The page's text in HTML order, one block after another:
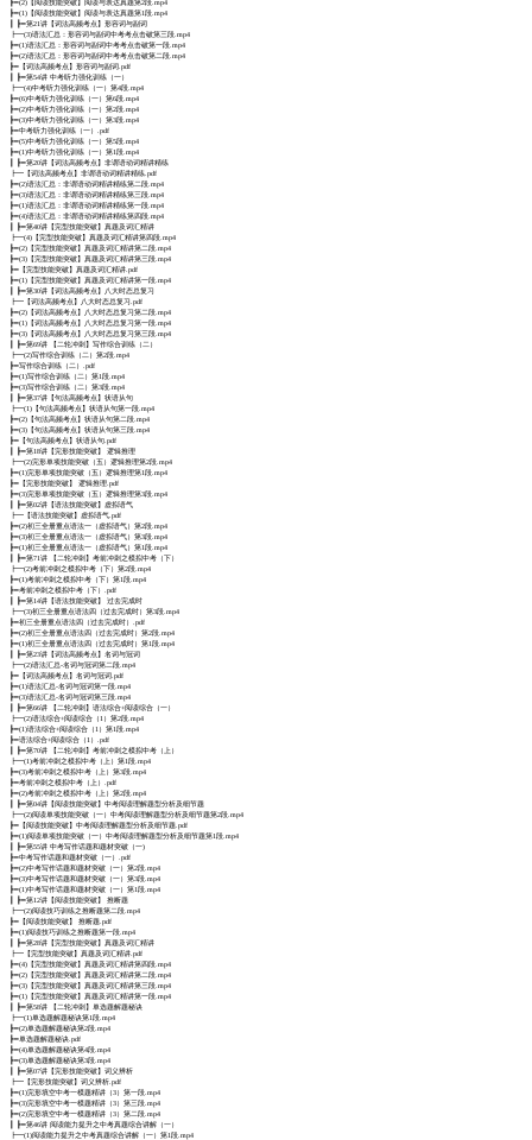
┣━(2)【阅读技能突破】阅读与表达真题第2段.mp4
┣━(1)【阅读技能突破】阅读与表达真题第1段.mp4
┃ ┣━第21讲【词法高频考点】形容词与副词
┣━(3)语法汇总：形容词与副词中考考点击破第三段.mp4
┣━(1)语法汇总：形容词与副词中考考点击破第一段.mp4
┣━(2)语法汇总：形容词与副词中考考点击破第二段.mp4
┣━【词法高频考点】形容词与副词.pdf
┃ ┣━第54讲 中考听力强化训练（一）
┣━(4)中考听力强化训练（一）第4段.mp4
┣━(6)中考听力强化训练（一）第6段.mp4
┣━(2)中考听力强化训练（一）第2段.mp4
┣━(3)中考听力强化训练（一）第3段.mp4
┣━中考听力强化训练（一）.pdf
┣━(5)中考听力强化训练（一）第5段.mp4
┣━(1)中考听力强化训练（一）第1段.mp4
┃ ┣━第20讲【词法高频考点】非谓语动词精讲精练
┣━【词法高频考点】非谓语动词精讲精练.pdf
┣━(2)语法汇总：非谓语动词精讲精练第二段.mp4
┣━(3)语法汇总：非谓语动词精讲精练第三段.mp4
┣━(1)语法汇总：非谓语动词精讲精练第一段.mp4
┣━(4)语法汇总：非谓语动词精讲精练第四段.mp4
┃ ┣━第40讲【完型技能突破】真题及词汇精讲
┣━(4)【完型技能突破】真题及词汇精讲第四段.mp4
┣━(2)【完型技能突破】真题及词汇精讲第二段.mp4
┣━(3)【完型技能突破】真题及词汇精讲第三段.mp4
┣━【完型技能突破】真题及词汇精讲.pdf
┣━(1)【完型技能突破】真题及词汇精讲第一段.mp4
┃ ┣━第30讲【词法高频考点】八大时态总复习
┣━【词法高频考点】八大时态总复习.pdf
┣━(2)【词法高频考点】八大时态总复习第二段.mp4
┣━(1)【词法高频考点】八大时态总复习第一段.mp4
┣━(3)【词法高频考点】八大时态总复习第三段.mp4
┃ ┣━第69讲 【二轮冲刺】写作综合训练（二）
┣━(2)写作综合训练（二）第2段.mp4
┣━写作综合训练（二）.pdf
┣━(1)写作综合训练（二）第1段.mp4
┣━(3)写作综合训练（二）第3段.mp4
┃ ┣━第37讲【句法高频考点】状语从句
┣━(1)【句法高频考点】状语从句第一段.mp4
┣━(2)【句法高频考点】状语从句第二段.mp4
┣━(3)【句法高频考点】状语从句第三段.mp4
┣━【句法高频考点】状语从句.pdf
┃ ┣━第18讲【完形技能突破】 逻辑推理
┣━(2)完形单项技能突破（五）逻辑推理第2段.mp4
┣━(1)完形单项技能突破（五）逻辑推理第1段.mp4
┣━【完形技能突破】 逻辑推理.pdf
┣━(3)完形单项技能突破（五）逻辑推理第3段.mp4
┃ ┣━第02讲【语法技能突破】虚拟语气
┣━【语法技能突破】虚拟语气.pdf
┣━(2)初三全册重点语法一（虚拟语气）第2段.mp4
┣━(3)初三全册重点语法一（虚拟语气）第3段.mp4
┣━(1)初三全册重点语法一（虚拟语气）第1段.mp4
┃ ┣━第71讲 【二轮冲刺】考前冲刺之模拟中考（下）
┣━(2)考前冲刺之模拟中考（下）第2段.mp4
┣━(1)考前冲刺之模拟中考（下）第1段.mp4
┣━考前冲刺之模拟中考（下）.pdf
┃ ┣━第14讲【语法技能突破】 过去完成时
┣━(3)初三全册重点语法四（过去完成时）第3段.mp4
┣━初三全册重点语法四（过去完成时）.pdf
┣━(2)初三全册重点语法四（过去完成时）第2段.mp4
┣━(1)初三全册重点语法四（过去完成时）第1段.mp4
┃ ┣━第23讲【词法高频考点】名词与冠词
┣━(2)语法汇总-名词与冠词第二段.mp4
┣━【词法高频考点】名词与冠词.pdf
┣━(1)语法汇总-名词与冠词第一段.mp4
┣━(3)语法汇总-名词与冠词第三段.mp4
┃ ┣━第66讲 【二轮冲刺】语法综合+阅读综合（一）
┣━(2)语法综合+阅读综合（1）第2段.mp4
┣━(1)语法综合+阅读综合（1）第1段.mp4
┣━语法综合+阅读综合（1）.pdf
┃ ┣━第70讲 【二轮冲刺】考前冲刺之模拟中考（上）
┣━(1)考前冲刺之模拟中考（上）第1段.mp4
┣━(3)考前冲刺之模拟中考（上）第3段.mp4
┣━考前冲刺之模拟中考（上）.pdf
┣━(2)考前冲刺之模拟中考（上）第2段.mp4
┃ ┣━第04讲【阅读技能突破】中考阅读理解题型分析及细节题
┣━(2)阅读单项技能突破（一）中考阅读理解题型分析及细节题第2段.mp4
┣━【阅读技能突破】中考阅读理解题型分析及细节题.pdf
┣━(1)阅读单项技能突破（一）中考阅读理解题型分析及细节题第1段.mp4
┃ ┣━第55讲 中考写作话题和题材突破（一)
┣━中考写作话题和题材突破（一）.pdf
┣━(2)中考写作话题和题材突破（一）第2段.mp4
┣━(3)中考写作话题和题材突破（一）第3段.mp4
┣━(1)中考写作话题和题材突破（一）第1段.mp4
┃ ┣━第12讲【阅读技能突破】 推断题
┣━(2)阅读技巧训练之推断题第二段.mp4
┣━【阅读技能突破】 推断题.pdf
┣━(1)阅读技巧训练之推断题第一段.mp4
┃ ┣━第28讲【完型技能突破】真题及词汇精讲
┣━【完型技能突破】真题及词汇精讲.pdf
┣━(4)【完型技能突破】真题及词汇精讲第四段.mp4
┣━(2)【完型技能突破】真题及词汇精讲第二段.mp4
┣━(3)【完型技能突破】真题及词汇精讲第三段.mp4
┣━(1)【完型技能突破】真题及词汇精讲第一段.mp4
┃ ┣━第58讲 【二轮冲刺】单选题解题秘诀
┣━(1)单选题解题秘诀第1段.mp4
┣━(2)单选题解题秘诀第2段.mp4
┣━单选题解题秘诀.pdf
┣━(4)单选题解题秘诀第4段.mp4
┣━(3)单选题解题秘诀第3段.mp4
┃ ┣━第07讲【完形技能突破】词义辨析
┣━【完形技能突破】词义辨析.pdf
┣━(1)完形填空中考一模题精讲（3）第一段.mp4
┣━(3)完形填空中考一模题精讲（3）第三段.mp4
┣━(2)完形填空中考一模题精讲（3）第二段.mp4
┃ ┣━第46讲 阅读能力提升之中考真题综合讲解（一）
┣━(1)阅读能力提升之中考真题综合讲解（一）第1段.mp4